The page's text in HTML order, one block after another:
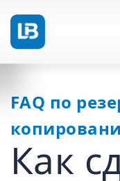
FAQ по
Как